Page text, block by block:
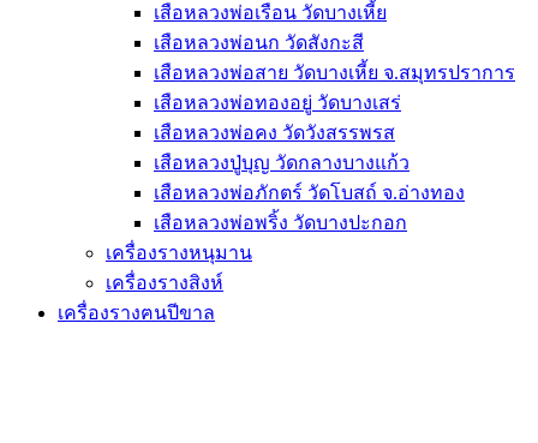
เสือหลวงพ่อเรือน วัดบางเหี้ย
เสือหลวงพ่อนก วัดสังกะสี
เสือหลวงพ่อสาย วัดบางเหี้ย จ.สมุทรปราการ
เสือหลวงพ่อทองอยู่ วัดบางเสร่
เสือหลวงพ่อคง วัดวังสรรพรส
เสือหลวงปู่บุญ วัดกลางบางแก้ว
เสือหลวงพ่อภักตร์ วัดโบสถ์ จ.อ่างทอง
เสือหลวงพ่อพริ้ง วัดบางปะกอก
เครื่องรางหนุมาน
เครื่องรางสิงห์
เครื่องรางฅนปีขาล